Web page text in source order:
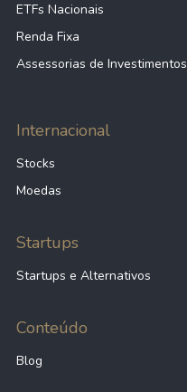
ETFs Nacionais
Renda Fixa
Assessorias de Investimentos
Internacional
Stocks
Moedas
Startups
Startups e Alternativos
Conteúdo
Blog